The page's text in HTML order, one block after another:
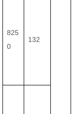
825
0
132